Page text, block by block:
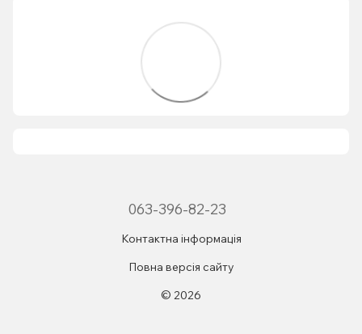
063-396-82-23
Контактна інформація
Повна версія сайту
© 2026